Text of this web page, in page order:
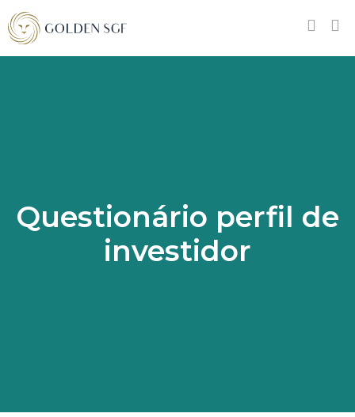
Questionário perfil de
investidor